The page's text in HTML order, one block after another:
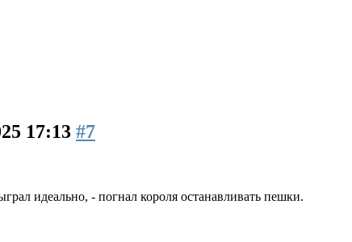
17:13 #7
идеально, - погнал короля останавливать пешки.